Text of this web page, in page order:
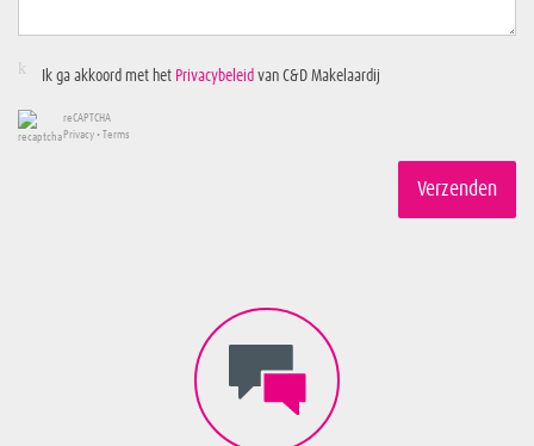
Ik ga akkoord met het Privacybeleid van C&D Makelaardij
reCAPTCHA
Privacy • Terms
Verzenden